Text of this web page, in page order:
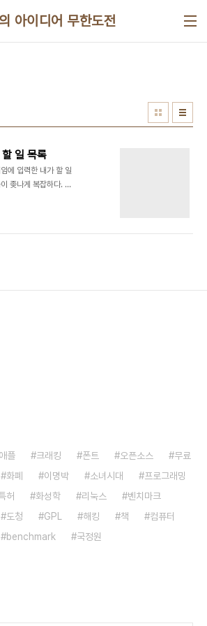
아이디어 무한도전
일 목록
에 입력한 내가 할 일
좆나게 복잡하다. 돈
면 상당 부분을 안
조종 자동차 만들
애플 크래킹 폰트 오픈소스
무료
화폐 이명박 소녀시대
프로그래밍
허 화성학 리눅스
벤치마크
도청 GPL 해킹 책
컴퓨터
benchmark 국정원